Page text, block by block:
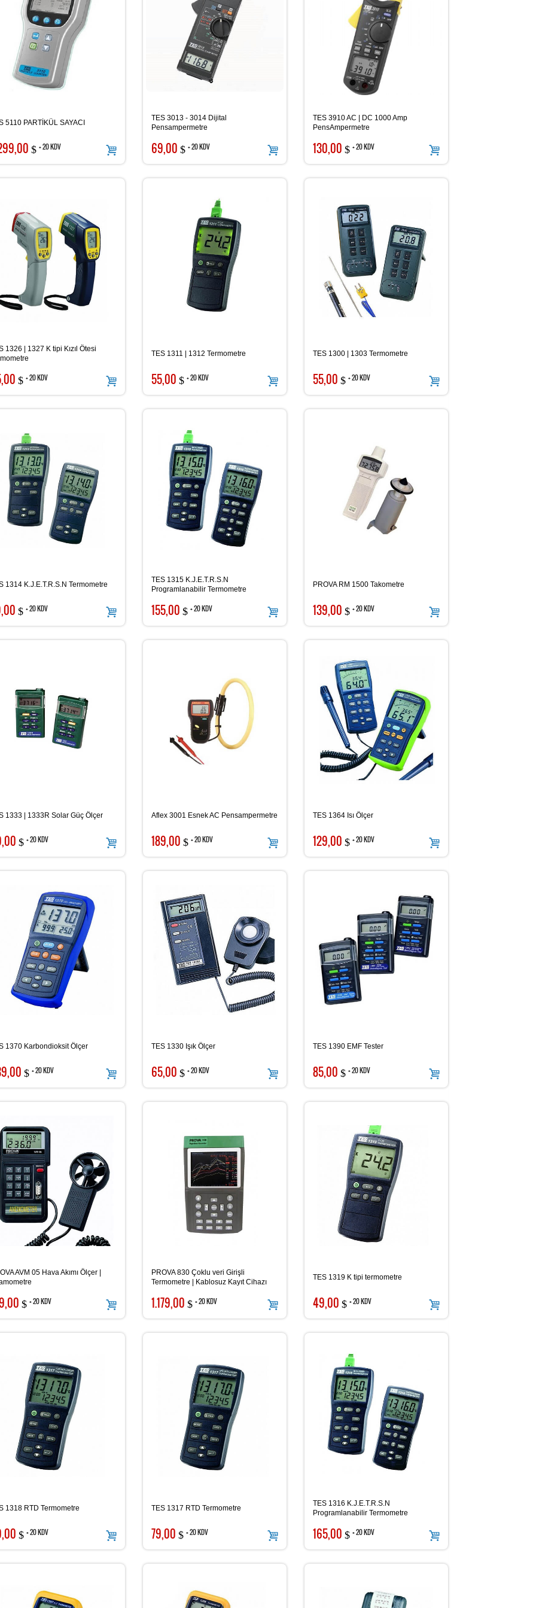
5110 PARTİKÜL SAYACI
$ + 20 KDV
TES 3013 - 3014 Dijital
Pensampermetre
69,00 $ + 20 KDV
TES 3910 AC | DC 1000 Amp
PensAmpermetre
130,00 $ + 20 KDV
1326 | 1327 K tipi Kızıl Ötesi
$ + 20 KDV
TES 1311 | 1312 Termometre
55,00 $ + 20 KDV
TES 1300 | 1303 Termometre
55,00 $ + 20 KDV
1314 K.J.E.T.R.S.N Termometre
$ + 20 KDV
TES 1315 K.J.E.T.R.S.N
Programlanabilir Termometre
155,00 $ + 20 KDV
PROVA RM 1500 Takometre
139,00 $ + 20 KDV
1333 | 1333R Solar Güç Ölçer
$ + 20 KDV
Aflex 3001 Esnek AC Pensampermetre
189,00 $ + 20 KDV
TES 1364 Isı Ölçer
129,00 $ + 20 KDV
1370 Karbondioksit Ölçer
$ + 20 KDV
TES 1330 Işık Ölçer
65,00 $ + 20 KDV
TES 1390 EMF Tester
85,00 $ + 20 KDV
AVM 05 Hava Akımı Ölçer |
$ + 20 KDV
PROVA 830 Çoklu veri Girişli
Termometre | Kablosuz Kayıt Cihazı
1.179,00 $ + 20 KDV
TES 1319 K tipi termometre
49,00 $ + 20 KDV
1318 RTD Termometre
$ + 20 KDV
TES 1317 RTD Termometre
79,00 $ + 20 KDV
TES 1316 K.J.E.T.R.S.N
Programlanabilir Termometre
165,00 $ + 20 KDV